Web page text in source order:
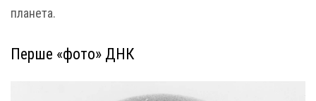
планета.
Перше «фото» ДНК